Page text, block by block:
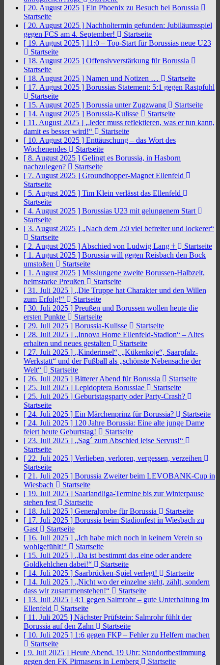
[ 20. August 2025 ] Ein Phoenix zu Besuch bei Borussia
Startseite
[ 20. August 2025 ] Nachholtermin gefunden: Jubiläumsspiel
gegen FCS am 4. September!
Startseite
[ 19. August 2025 ] 11:0 – Top-Start für Borussias neue U23
Startseite
[ 18. August 2025 ] Offensivverstärkung für Borussia
Startseite
[ 18. August 2025 ] Namen und Notizen …
Startseite
[ 17. August 2025 ] Borussias Statement: 5:1 gegen Rastpfuhl
Startseite
[ 15. August 2025 ] Borussia unter Zugzwang
Startseite
[ 14. August 2025 ] Borussia-Kulisse
Startseite
[ 11. August 2025 ] „Jeder muss reflektieren, was er tun kann,
damit es besser wird!“
Startseite
[ 10. August 2025 ] Enttäuschung – das Wort des
Wochenendes
Startseite
[ 8. August 2025 ] Gelingt es Borussia, in Hasborn
nachzulegen?
Startseite
[ 7. August 2025 ] Groundhopper-Magnet Ellenfeld
Startseite
[ 5. August 2025 ] Tim Klein verlässt das Ellenfeld
Startseite
[ 4. August 2025 ] Borussias U23 mit gelungenem Start
Startseite
[ 3. August 2025 ] „Nach dem 2:0 viel befreiter und lockerer“
Startseite
[ 2. August 2025 ] Abschied von Ludwig Lang †
Startseite
[ 1. August 2025 ] Borussia will gegen Reisbach den Bock
umstoßen
Startseite
[ 1. August 2025 ] Misslungene zweite Borussen-Halbzeit,
heimstarke Preußen
Startseite
[ 31. Juli 2025 ] „Die Truppe hat Charakter und den Willen
zum Erfolg!“
Startseite
[ 30. Juli 2025 ] Preußen und Borussen wollen heute die
ersten Punkte
Startseite
[ 29. Juli 2025 ] Borussia-Kulisse
Startseite
[ 28. Juli 2025 ] „Innova Home Ellenfeld-Stadion“ – Altes
erhalten und neues gestalten
Startseite
[ 27. Juli 2025 ] „Kinderinsel“, „Kükenkoje“, Saarpfalz-
Werkstatt“ und der Fußball als „schönste Nebensache der
Welt“
Startseite
[ 26. Juli 2025 ] Bitterer Abend für Borussia
Startseite
[ 25. Juli 2025 ] Lepidoptera Borussiae
Startseite
[ 25. Juli 2025 ] Geburtstagsparty oder Party-Crash?
Startseite
[ 24. Juli 2025 ] Ein Märchenprinz für Borussia?
Startseite
[ 24. Juli 2025 ] 120 Jahre Borussia: Eine alte junge Dame
feiert heute Geburtstag!
Startseite
[ 23. Juli 2025 ] „Sag´ zum Abschied leise Servus!“
Startseite
[ 22. Juli 2025 ] Verlieben, verloren, vergessen, verzeihen
Startseite
[ 21. Juli 2025 ] Borussia Zweiter beim LEVOBANK-Cup in
Wiesbach
Startseite
[ 19. Juli 2025 ] Saarlandliga-Termine bis zur Winterpause
stehen fest
Startseite
[ 18. Juli 2025 ] Generalprobe für Borussia
Startseite
[ 17. Juli 2025 ] Borussia beim Stadionfest in Wiesbach zu
Gast
Startseite
[ 16. Juli 2025 ] „Ich habe mich noch in keinem Verein so
wohlgefühlt!“
Startseite
[ 15. Juli 2025 ] „Da ist bestimmt das eine oder andere
Goldkehlchen dabei!“
Startseite
[ 14. Juli 2025 ] Saarbrücken-Spiel verlegt!
Startseite
[ 14. Juli 2025 ] „Nicht wo der einzelne steht, zählt, sondern
dass wir zusammenstehen!“
Startseite
[ 13. Juli 2025 ] 4:1 gegen Salmrohr – gute Unterhaltung im
Ellenfeld
Startseite
[ 11. Juli 2025 ] Nächster Prüfstein: Salmrohr fühlt der
Borussia auf den Zahn
Startseite
[ 10. Juli 2025 ] 1:6 gegen FKP – Fehler zu Helfern machen
Startseite
[ 9. Juli 2025 ] Heute Abend, 19 Uhr: Standortbestimmung
gegen den FK Pirmasens in Lemberg
Startseite